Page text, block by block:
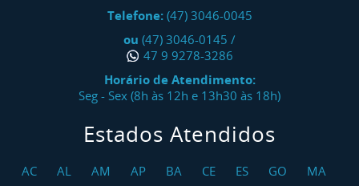
Telefone: (47) 3046-0045
ou (47) 3046-0145 /
47 9 9278-3286
Horário de Atendimento:
Seg - Sex (8h às 12h e 13h30 às 18h)
Estados Atendidos
AC AL AM AP BA CE ES GO
MA